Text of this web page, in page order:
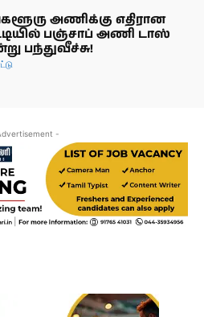
அணிக்கு எதிரான
பஞ்சாப் அணி டாஸ்
பந்துவீச்சு!
-